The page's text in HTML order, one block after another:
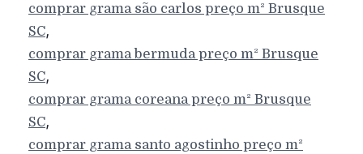
comprar grama são carlos preço m² Brusque
SC,
comprar grama bermuda preço m² Brusque
SC,
comprar grama coreana preço m² Brusque
SC,
comprar grama santo agostinho preço m²